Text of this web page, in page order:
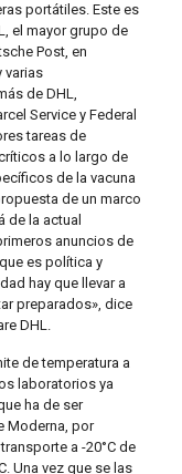
portátiles. Este es
el mayor grupo de
Post, en
varias
de DHL,
Service y Federal
tareas de
a lo largo de
de la vacuna
de un marco
de la actual
anuncios de
es política y
hay que llevar a
preparados», dice
DHL.
de temperatura a
laboratorios ya
ha de ser
Moderna, por
a -20°C de
Una vez que se las